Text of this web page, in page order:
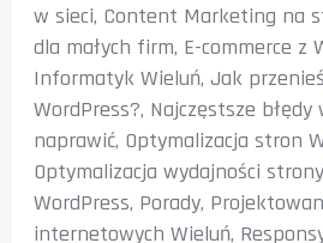
w sieci, Content Marketing na
dla małych firm, E-commerce z
Informatyk Wieluń,Jak
WordPress?, Najczęstsze
naprawić, Optymalizacja stron
Optymalizacja wydajności
WordPress, Porady,
internetowych Wieluń,